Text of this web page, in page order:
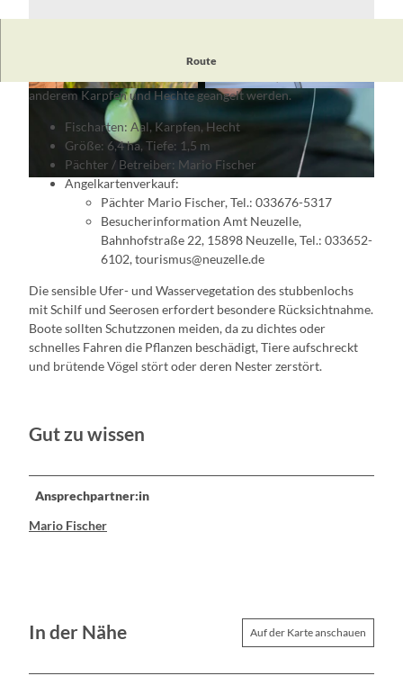
© Florian Läufer, Lizenz: Seenland Oder-Spree
© Florian Läufer, Lizenz: Seenland Oder-Spree © Florian Läufer, Lizenz: Seenland Oder-Spree
Route
Im Herzen des Naturparks Schlaubetal befindet sich das
anderem Karpfen und Hechte geangelt werden.
Fischarten: Aal, Karpfen, Hecht
Größe: 6,4 ha, Tiefe: 1,5 m
Pächter / Betreiber: Mario Fischer
Angelkartenverkauf:
Pächter Mario Fischer, Tel.: 033676-5317
Besucherinformation Amt Neuzelle,
Bahnhofstraße 22, 15898 Neuzelle, Tel.: 033652-
6102, tourismus@neuzelle.de
Die sensible Ufer- und Wasservegetation des stubbenlochs
mit Schilf und Seerosen erfordert besondere Rücksichtnahme.
Boote sollten Schutzzonen meiden, da zu dichtes oder
schnelles Fahren die Pflanzen beschädigt, Tiere aufschreckt
und brütende Vögel stört oder deren Nester zerstört.
Gut zu wissen
Ansprechpartner:in
Mario Fischer
In der Nähe Auf der Karte anschauen